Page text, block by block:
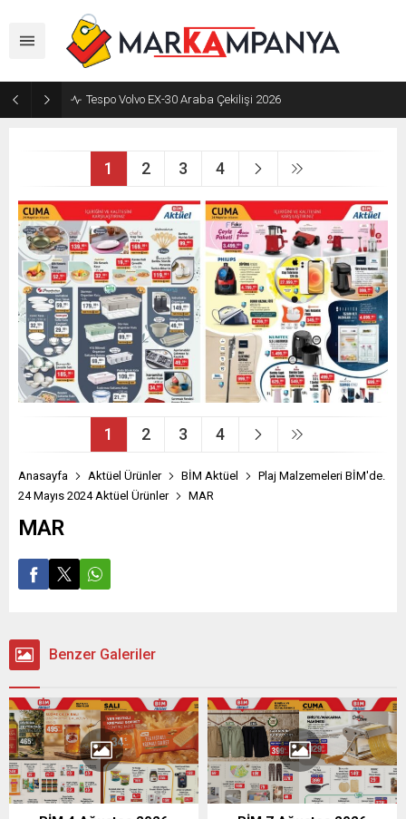
Tespo Volvo EX-30 Araba Çekilişi 2026
1 2 3 4
1 2 3 4
Anasayfa Aktüel Ürünler BİM Aktüel
Plaj Malzemeleri BİM'de.
24 Mayıs 2024 Aktüel Ürünler
MAR
MAR
Benzer Galeriler